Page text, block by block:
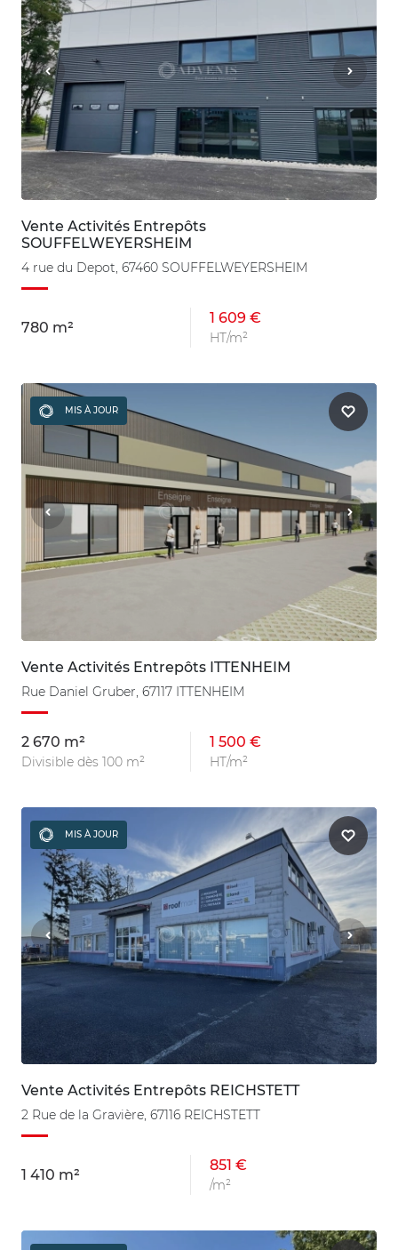
Vente Activités Entrepôts
SOUFFELWEYERSHEIM
4 rue du Depot, 67460 SOUFFELWEYERSHEIM
780 m²
1 609 €
HT/m²
MIS À JOUR
Vente Activités Entrepôts ITTENHEIM
Rue Daniel Gruber, 67117 ITTENHEIM
2 670 m²
Divisible dès 100 m²
1 500 €
HT/m²
MIS À JOUR
Vente Activités Entrepôts REICHSTETT
2 Rue de la Gravière, 67116 REICHSTETT
1 410 m²
851 €
/m²